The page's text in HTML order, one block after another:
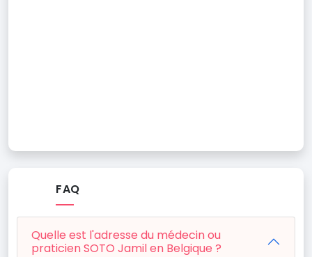
FAQ
Quelle est l'adresse du médecin ou
praticien SOTO Jamil en Belgique ?